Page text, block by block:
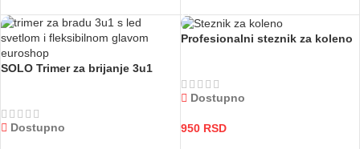
SOLO Trimer za brijanje 3u1
Dostupno
Profesionalni steznik za koleno
Dostupno
950 RSD